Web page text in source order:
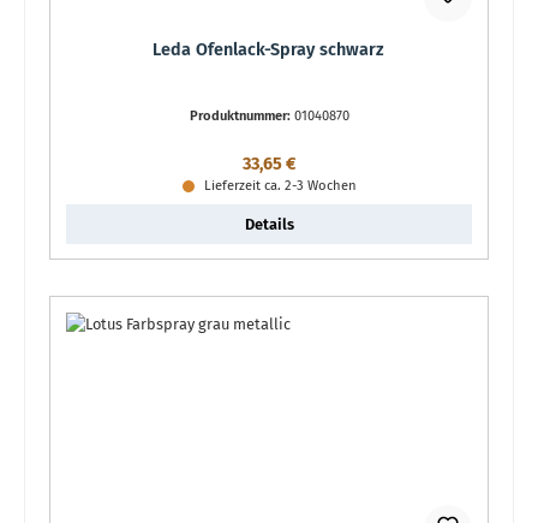
Leda Ofenlack-Spray schwarz
Produktnummer: 01040870
Regulärer Preis:
33,65 €
Lieferzeit ca. 2-3 Wochen
Details